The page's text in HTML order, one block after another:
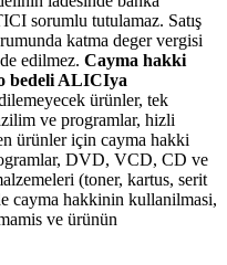
sorumlu tutulamaz. Satış
katma deger vergisi
edilmez. Cayma hakki
bedeli ALICIya
ürünler, tek
ve programlar, hizli
ürünler için cayma hakki
DVD, VCD, CD ve
(toner, kartus, serit
cayma hakkinin kullanilmasi,
ve ürünün